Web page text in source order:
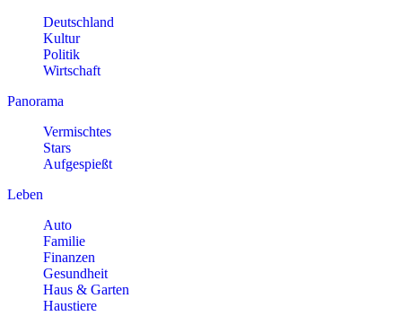
Deutschland
Kultur
Politik
Wirtschaft
Panorama
Vermischtes
Stars
Aufgespießt
Leben
Auto
Familie
Finanzen
Gesundheit
Haus & Garten
Haustiere